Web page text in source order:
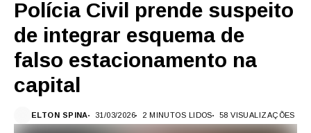
Polícia Civil prende suspeito
de integrar esquema de
falso estacionamento na
capital
ELTON SPINA 31/03/2026 2 MINUTOS LIDOS 58 VISUALIZAÇÕES